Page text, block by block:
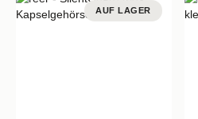
AUF LAGER